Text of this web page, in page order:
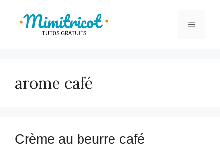
contenu
Menu
arome café
Crème au beurre café